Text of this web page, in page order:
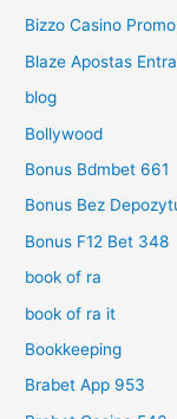
Bizzo Casino
Blaze Apostas
blog
Bollywood
Bonus Bdmbet 661
Bonus Bez
Bonus F12 Bet 348
book of ra
book of ra it
Bookkeeping
Brabet App 953